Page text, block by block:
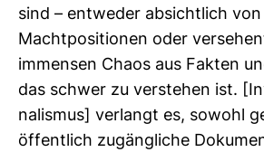
sind – ent­weder absicht­lich
Macht­po­si­tionen oder
immensen Chaos aus Fakten
das schwer zu ver­stehen ist.
na­lismus] ver­langt es, sowohl
öffent­lich zugäng­liche